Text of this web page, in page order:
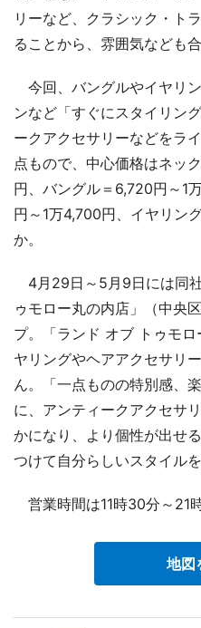
リーなど、クラシック・ト
ることから、雰囲気なども
今回、バングルやイヤリ
ンなど「すぐにスタイリン
ークアクセサリーなどをラ
点もので、中心価格はネッ
円、バングル＝6,720円～1
円～1万4,700円、イヤリン
か。
4月29日～5月9日には同
ゥモロー丸の内店」（中央
プ。「ランド オブ トゥモ
ヤリングやヘアアクセサリ
ん。「一点ものの特別感、
に、アンティークアクセサ
かになり、より個性が出せ
つけて自分らしいスタイル
営業時間は11時30分～21
地図